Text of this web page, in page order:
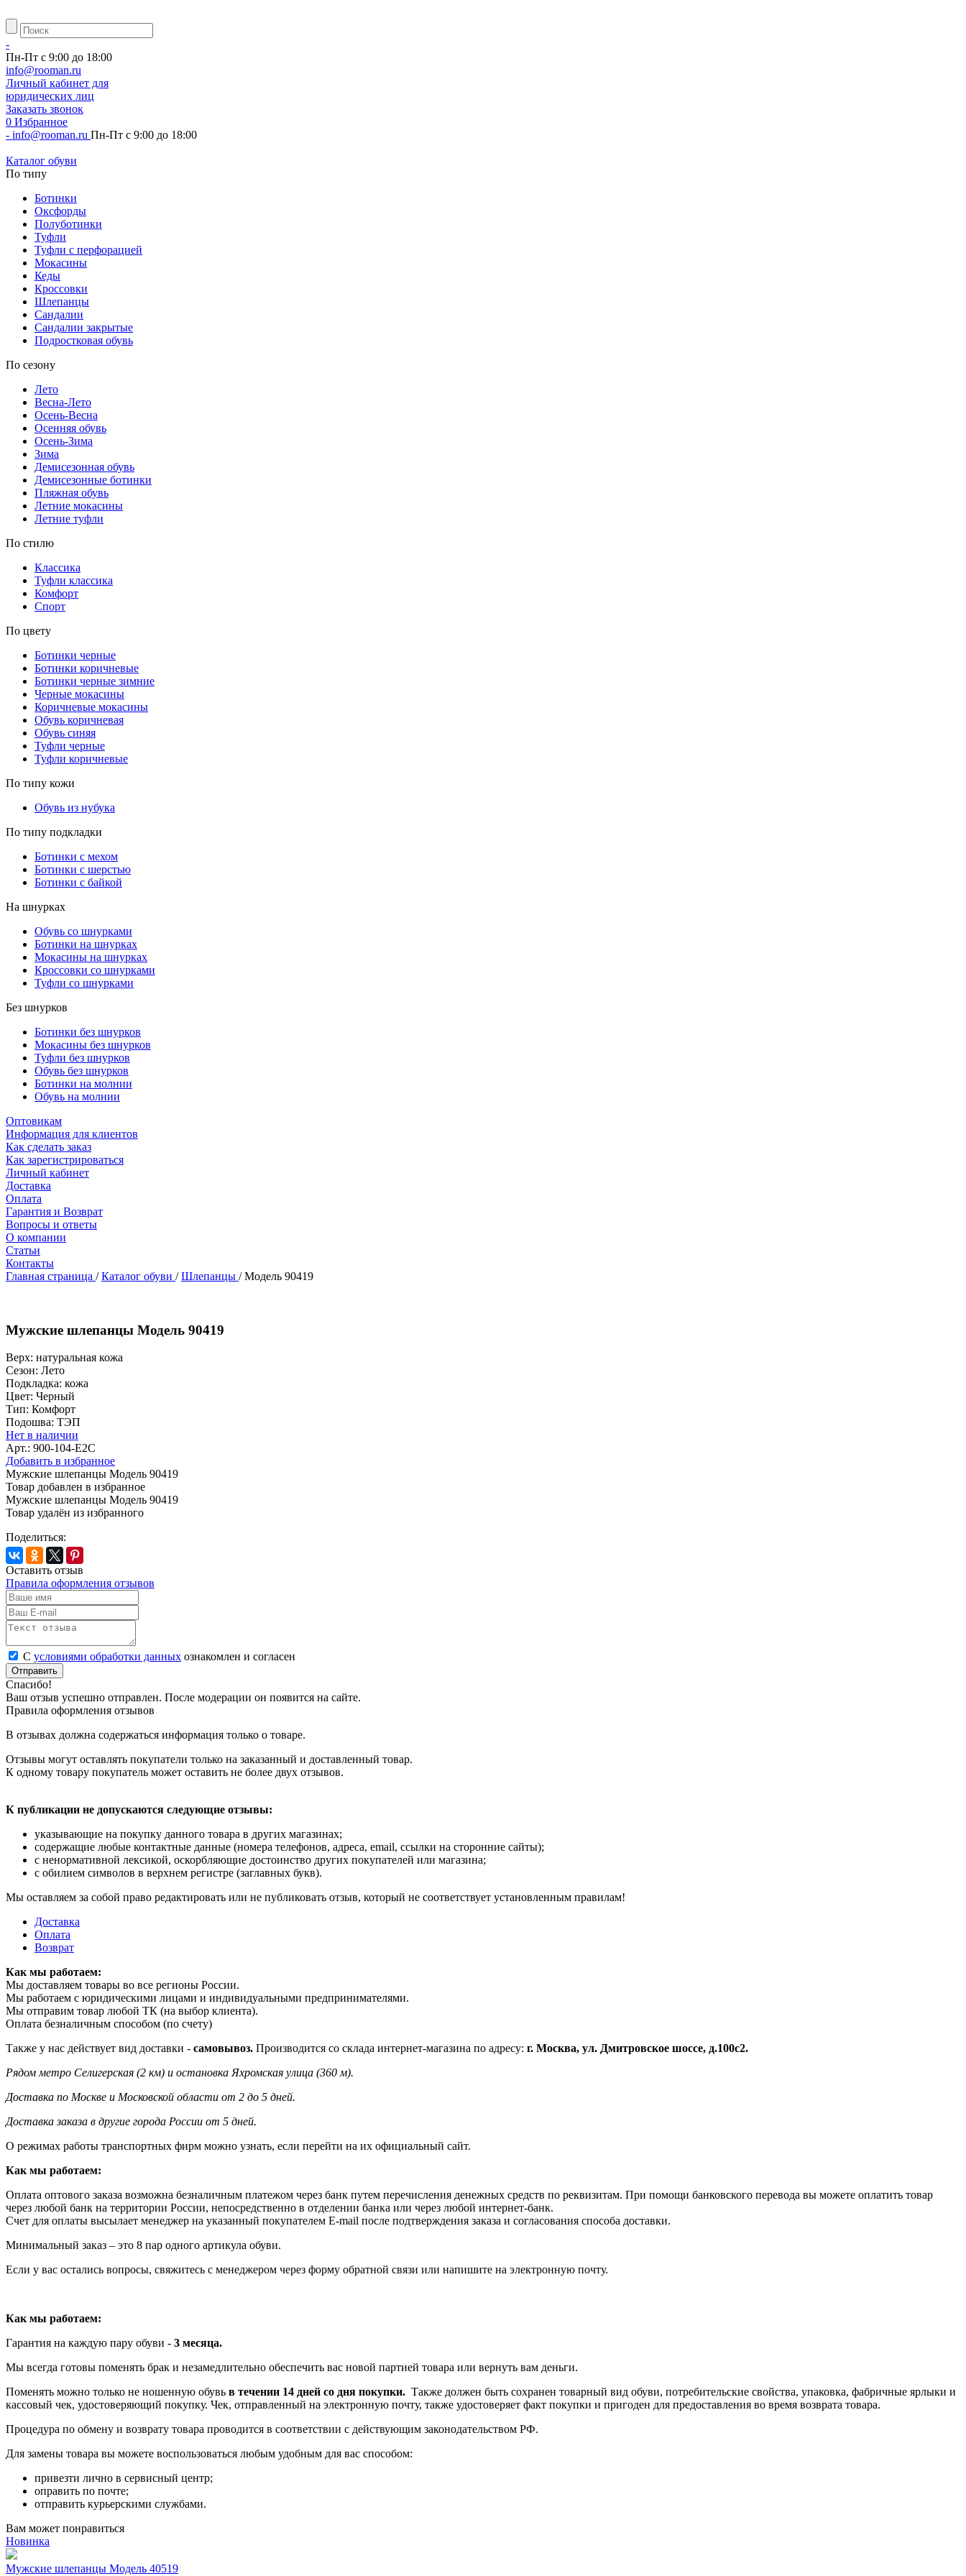
-
Пн-Пт с 9:00 до 18:00
info@rooman.ru
Личный кабинет для
юридических лиц
Заказать звонок
0 Избранное
- info@rooman.ru Пн-Пт с 9:00 до 18:00
Каталог обуви
По типу
Ботинки
Оксфорды
Полуботинки
Туфли
Туфли с перфорацией
Мокасины
Кеды
Кроссовки
Шлепанцы
Сандалии
Сандалии закрытые
Подростковая обувь
По сезону
Лето
Весна-Лето
Осень-Весна
Осенняя обувь
Осень-Зима
Зима
Демисезонная обувь
Демисезонные ботинки
Пляжная обувь
Летние мокасины
Летние туфли
По стилю
Классика
Туфли классика
Комфорт
Спорт
По цвету
Ботинки черные
Ботинки коричневые
Ботинки черные зимние
Черные мокасины
Коричневые мокасины
Обувь коричневая
Обувь синяя
Туфли черные
Туфли коричневые
По типу кожи
Обувь из нубука
По типу подкладки
Ботинки с мехом
Ботинки с шерстью
Ботинки с байкой
На шнурках
Обувь со шнурками
Ботинки на шнурках
Мокасины на шнурках
Кроссовки со шнурками
Туфли со шнурками
Без шнурков
Ботинки без шнурков
Мокасины без шнурков
Туфли без шнурков
Обувь без шнурков
Ботинки на молнии
Обувь на молнии
Оптовикам
Информация для клиентов
Как сделать заказ
Как зарегистрироваться
Личный кабинет
Доставка
Оплата
Гарантия и Возврат
Вопросы и ответы
О компании
Статьи
Контакты
Главная страница / Каталог обуви / Шлепанцы /Модель 90419
Мужские шлепанцы Модель 90419
Верх: натуральная кожа
Сезон: Лето
Подкладка: кожа
Цвет: Черный
Тип: Комфорт
Подошва: ТЭП
Нет в наличии
Арт.: 900-104-E2C
Добавить в избранное
Мужские шлепанцы Модель 90419
Товар добавлен в избранное
Мужские шлепанцы Модель 90419
Товар удалён из избранного
Поделиться:
Оставить отзыв
Правила оформления отзывов
С условиями обработки данных ознакомлен и согласен
Отправить
Спасибо!
Ваш отзыв успешно отправлен. После модерации он появится на сайте.
Правила оформления отзывов
В отзывах должна содержаться информация только о товаре.
Отзывы могут оставлять покупатели только на заказанный и доставленный товар.
К одному товару покупатель может оставить не более двух отзывов.
К публикации не допускаются следующие отзывы:
указывающие на покупку данного товара в других магазинах;
содержащие любые контактные данные (номера телефонов, адреса, email, ссылки на сторонние сайты);
с ненормативной лексикой, оскорбляющие достоинство других покупателей или магазина;
с обилием символов в верхнем регистре (заглавных букв).
Мы оставляем за собой право редактировать или не публиковать отзыв, который не соответствует установленным правилам!
Доставка
Оплата
Возврат
Как мы работаем:
Мы доставляем товары во все регионы России.
Мы работаем с юридическими лицами и индивидуальными предпринимателями.
Мы отправим товар любой ТК (на выбор клиента).
Оплата безналичным способом (по счету)
Также у нас действует вид доставки - самовывоз. Производится со склада интернет-магазина по адресу: г. Москва, ул. Дмитровское шоссе, д.100с2.
Рядом метро Селигерская (2 км) и остановка Яхромская улица (360 м).
Доставка по Москве и Московской области от 2 до 5 дней.
Доставка заказа в другие города России от 5 дней.
О режимах работы транспортных фирм можно узнать, если перейти на их официальный сайт.
Как мы работаем:
Оплата оптового заказа возможна безналичным платежом через банк путем перечисления денежных средств по реквизитам. При помощи банковского перевода вы можете оплатить товар
через любой банк на территории России, непосредственно в отделении банка или через любой интернет-банк.
Счет для оплаты высылает менеджер на указанный покупателем E-mail после подтверждения заказа и согласования способа доставки.
Минимальный заказ – это 8 пар одного артикула обуви.
Если у вас остались вопросы, свяжитесь с менеджером через форму обратной связи или напишите на электронную почту.
Как мы работаем:
Гарантия на каждую пару обуви - 3 месяца.
Мы всегда готовы поменять брак и незамедлительно обеспечить вас новой партией товара или вернуть вам деньги.
Поменять можно только не ношенную обувь в течении 14 дней со дня покупки. Также должен быть сохранен товарный вид обуви, потребительские свойства, упаковка, фабричные ярлыки и
кассовый чек, удостоверяющий покупку. Чек, отправленный на электронную почту, также удостоверяет факт покупки и пригоден для предоставления во время возврата товара.
Процедура по обмену и возврату товара проводится в соответствии с действующим законодательством РФ.
Для замены товара вы можете воспользоваться любым удобным для вас способом:
привезти лично в сервисный центр;
оправить по почте;
отправить курьерскими службами.
Вам может понравиться
Новинка
Мужские шлепанцы Модель 40519